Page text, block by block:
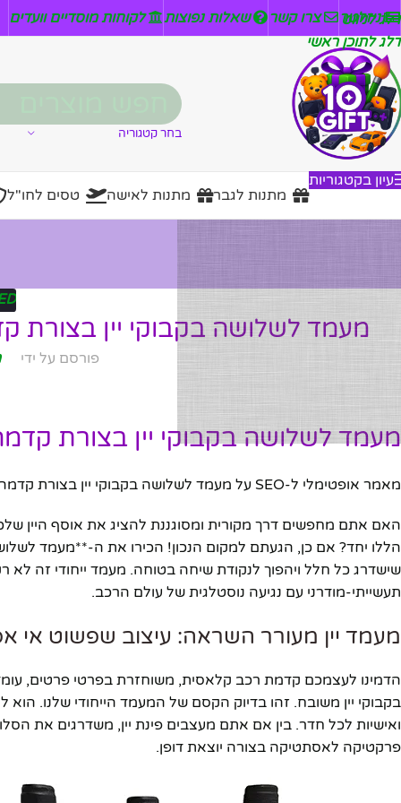
דלג לניווט
דלג לתוכן ראשי
ניזלטר צרו קשר שאלות נפוצות לקוחות מוסדיים וועדים
בחר קטגוריה
עיון בקטגוריות
מתנות לגבר
מתנות לאישה טסים לחו"ל
מעמד לשלושה בקבוקי יין בצורת
פורסם על ידי
מעמד לשלושה בקבוקי יין בצורת
מאמר אופטימלי ל-SEO על מעמד לשלושה בקבוקי יין בצורת קדמה של רכב – גלה את התכונות, היתרונות, ולמה כדאי לרכוש אותו היום.
האם אתם מחפשים דרך מקורית ומסוגננת להציג את אוסף היין
הללו יחד? אם כן, הגעתם למקום הנכון! הכירו את ה-**מעמד
שישדרג כל חלל ויהפוך לנקודת שיחה בטוחה. מעמד ייחודי זה
תעשייתי-מודרני עם נגיעה נוסטלגית של עולם הרכב.
מעמד יין מעורר השראה: עיצוב שפשוט אי
הדמינו לעצמכם קדמת רכב קלאסית, משוחזרת בפרטי פרטים,
בקבוקי יין משובח. זהו בדיוק הקסם של המעמד הייחודי שלנו.
ואישיות לכל חדר. בין אם אתם מעצבים פינת יין, משדרגים את
פרקטיקה לאסתטיקה בצורה יוצאת דופן.